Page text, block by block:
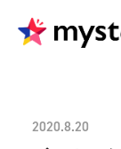
2020.8.20